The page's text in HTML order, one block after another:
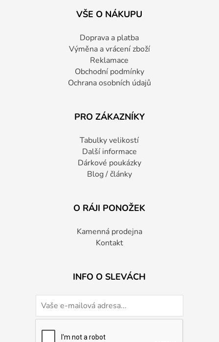
VŠE O NÁKUPU
Doprava a platba
Výměna a vrácení zboží
Reklamace
Obchodní podmínky
Ochrana osobních údajů
PRO ZÁKAZNÍKY
Tabulky velikostí
Další informace
Dárkové poukázky
Blog / články
O RÁJI PONOŽEK
Kamenná prodejna
Kontakt
INFO O SLEVÁCH